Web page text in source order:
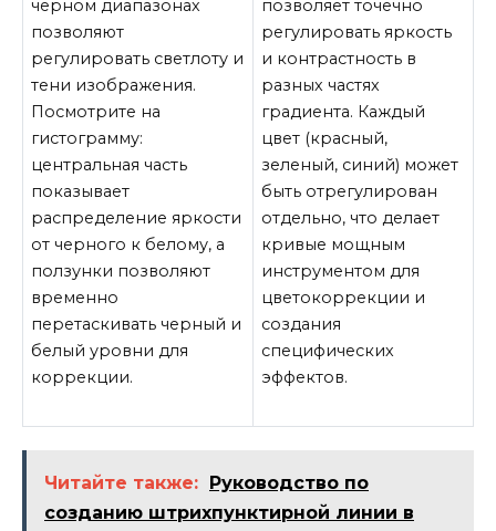
черном диапазонах
позволяют
регулировать светлоту и
тени изображения.
Посмотрите на
гистограмму:
центральная часть
показывает
распределение яркости
от черного к белому, а
ползунки позволяют
временно
перетаскивать черный и
белый уровни для
коррекции.
позволяет точечно
регулировать яркость
и контрастность в
разных частях
градиента. Каждый
цвет (красный,
зеленый, синий) может
быть отрегулирован
отдельно, что делает
кривые мощным
инструментом для
цветокоррекции и
создания
специфических
эффектов.
Читайте также:
Руководство по
созданию штрихпунктирной линии в